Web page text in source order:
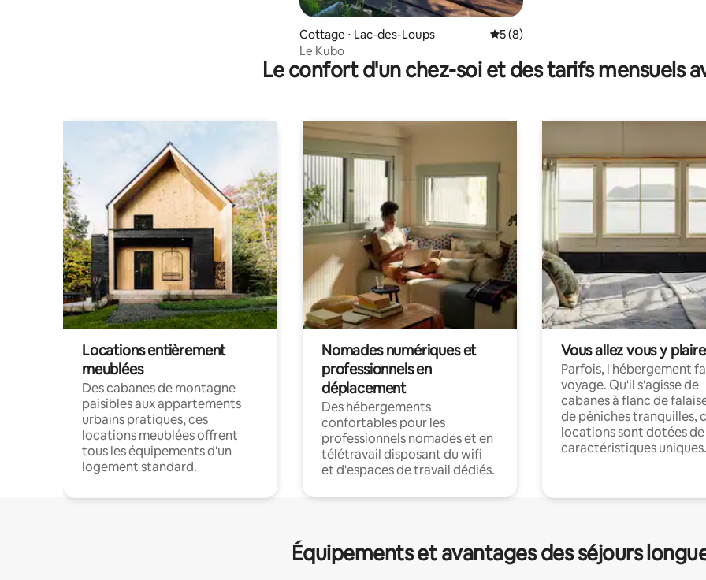
Cottage ⋅ Lac-des-Loups Évaluation moyenne sur la base de 8
5 (8)
Le Kubo
Le confort d'un chez-soi et des tarifs mensuels
Locations entièrement
meublées
Des cabanes de montagne
paisibles aux appartements
urbains pratiques, ces
locations meublées offrent
tous les équipements d'un
logement standard.
Nomades numériques et
professionnels en
déplacement
Des hébergements
confortables pour les
professionnels nomades et en
télétravail disposant du wifi
et d'espaces de travail dédiés.
Vous allez vous y plaire
Parfois, l'hébergement
voyage. Qu'il s'agisse de
cabanes à flanc de
de péniches tranquilles,
locations sont dotées de
caractéristiques uniques.
Équipements et avantages des séjours